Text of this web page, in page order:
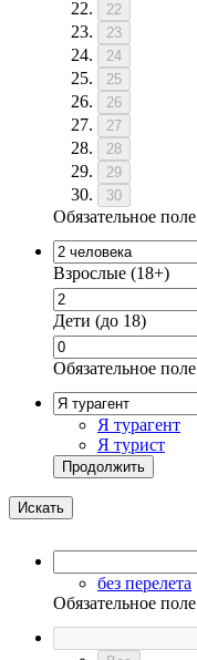
22
23
24
25
26
27
28
29
30
Обязательное поле
Взрослые (18+)
Дети (до 18)
Обязательное поле
Я турагент
Я турист
Продолжить
Искать
без перелета
Обязательное поле